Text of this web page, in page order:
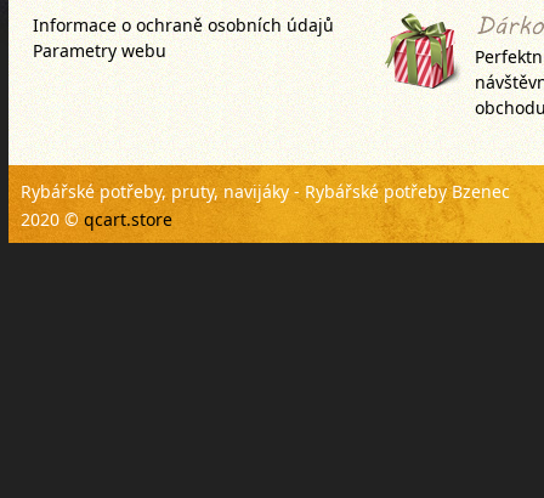
Informace o ochraně osobních údajů
Parametry webu
Rybářské potřeby, pruty, navijáky - Rybářské potřeby Bzenec
2020 © qcart.store